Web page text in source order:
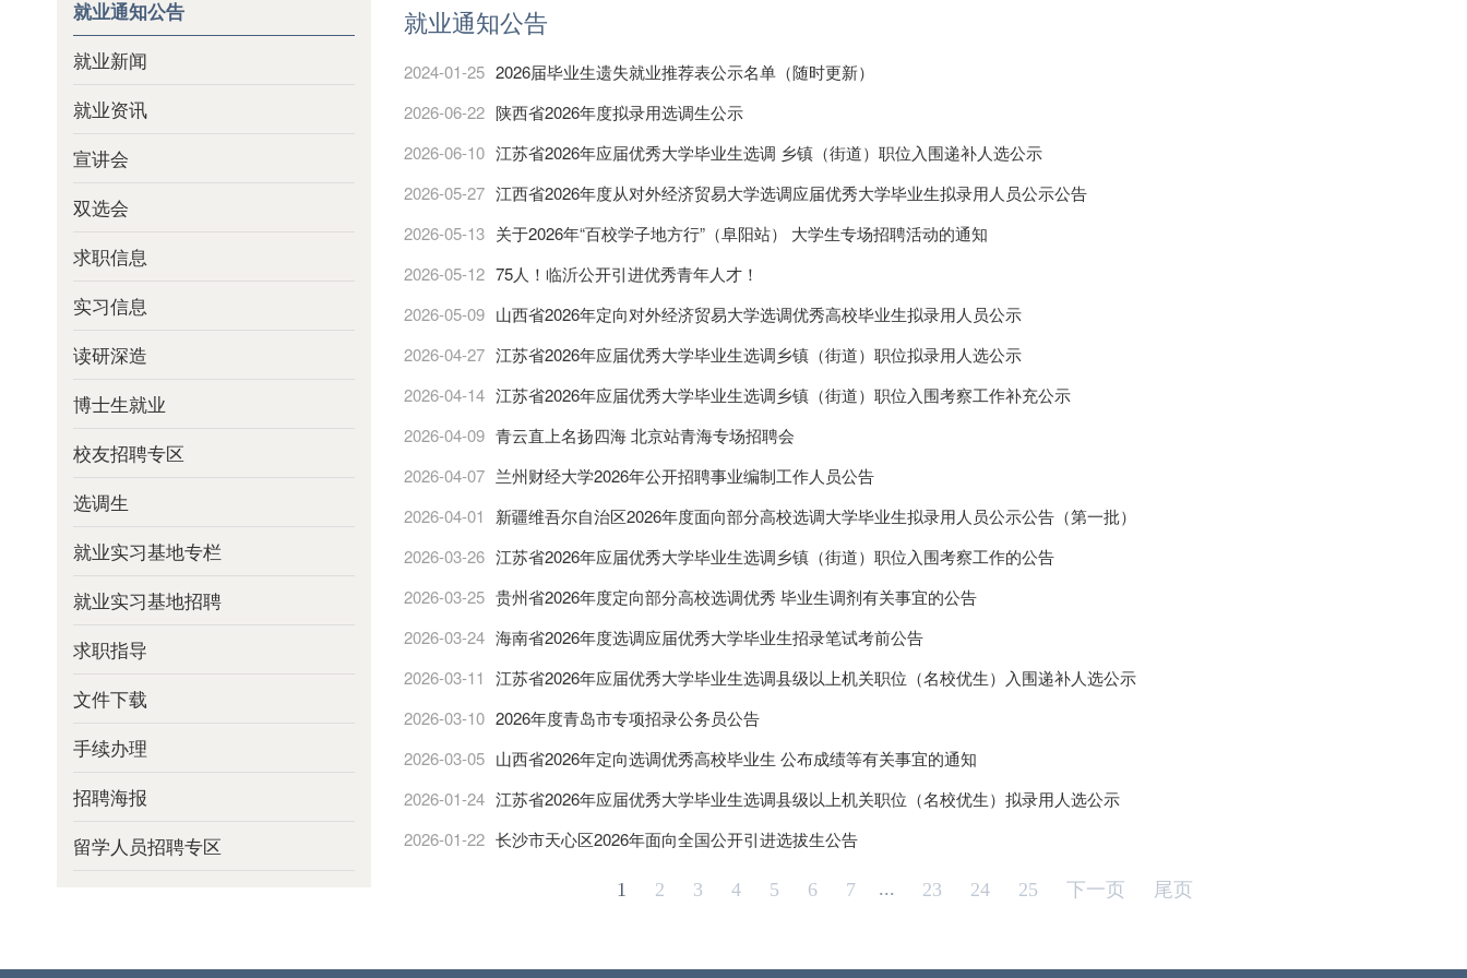
就业通知公告
就业新闻
就业资讯
宣讲会
双选会
求职信息
实习信息
读研深造
博士生就业
校友招聘专区
选调生
就业实习基地专栏
就业实习基地招聘
求职指导
文件下载
手续办理
招聘海报
留学人员招聘专区
就业通知公告
2024-01-25 2026届毕业生遗失就业推荐表公示名单（随时更新）
2026-06-22 陕西省2026年度拟录用选调生公示
2026-06-10 江苏省2026年应届优秀大学毕业生选调 乡镇（街道）职位入围递补人选公示
2026-05-27 江西省2026年度从对外经济贸易大学选调应届优秀大学毕业生拟录用人员公示公告
2026-05-13 关于2026年“百校学子地方行”（阜阳站） 大学生专场招聘活动的通知
2026-05-12 75人！临沂公开引进优秀青年人才！
2026-05-09 山西省2026年定向对外经济贸易大学选调优秀高校毕业生拟录用人员公示
2026-04-27 江苏省2026年应届优秀大学毕业生选调乡镇（街道）职位拟录用人选公示
2026-04-14 江苏省2026年应届优秀大学毕业生选调乡镇（街道）职位入围考察工作补充公示
2026-04-09 青云直上名扬四海 北京站青海专场招聘会
2026-04-07 兰州财经大学2026年公开招聘事业编制工作人员公告
2026-04-01
新疆维吾尔自治区2026年度面向部分高校选调大学毕业生拟录用人员公示公告（第一批）
2026-03-26 江苏省2026年应届优秀大学毕业生选调乡镇（街道）职位入围考察工作的公告
2026-03-25 贵州省2026年度定向部分高校选调优秀 毕业生调剂有关事宜的公告
2026-03-24 海南省2026年度选调应届优秀大学毕业生招录笔试考前公告
2026-03-11
江苏省2026年应届优秀大学毕业生选调县级以上机关职位（名校优生）入围递补人选公示
2026-03-10 2026年度青岛市专项招录公务员公告
2026-03-05 山西省2026年定向选调优秀高校毕业生 公布成绩等有关事宜的通知
2026-01-24 江苏省2026年应届优秀大学毕业生选调县级以上机关职位（名校优生）拟录用人选公示
2026-01-22 长沙市天心区2026年面向全国公开引进选拔生公告
1 2 3 4 5 6 7 ... 23 24 25 下一页 尾页